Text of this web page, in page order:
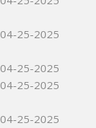
04-25-2025
04-25-2025
04-25-2025
04-25-2025